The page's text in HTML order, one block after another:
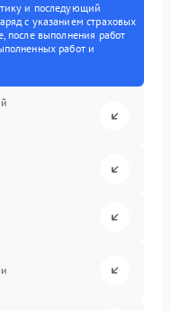
и последующий
с указанием страховых
после выполнения работ
работ и